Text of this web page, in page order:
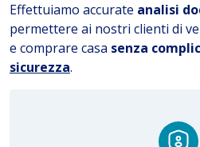
Effettuiamo accurate analisi
permettere ai nostri clienti di
e comprare casa senza
sicurezza.